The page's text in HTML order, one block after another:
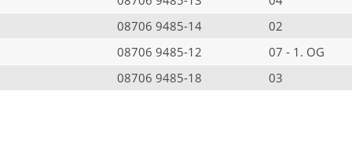
08706 9485-14
02
08706 9485-12
07 - 1. OG
08706 9485-18
03